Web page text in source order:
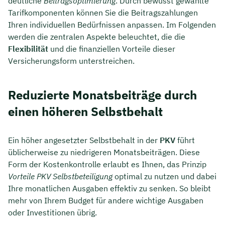
Tarifkomponenten können Sie die Beitragszahlungen
Ihren individuellen Bedürfnissen anpassen. Im Folgenden
werden die zentralen Aspekte beleuchtet, die die
Flexibilität und die finanziellen Vorteile dieser
Versicherungsform unterstreichen.
Reduzierte Monatsbeiträge durch
einen höheren Selbstbehalt
Ein höher angesetzter Selbstbehalt in der PKV führt
üblicherweise zu niedrigeren Monatsbeiträgen. Diese
Form der Kostenkontrolle erlaubt es Ihnen, das Prinzip
Vorteile PKV Selbstbeteiligungoptimal zu nutzen und dabei
Ihre monatlichen Ausgaben effektiv zu senken. So bleibt
mehr von Ihrem Budget für andere wichtige Ausgaben
oder Investitionen übrig.